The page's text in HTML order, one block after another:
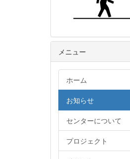
メニュー
ホーム
お知らせ
センターについて
プロジェクト